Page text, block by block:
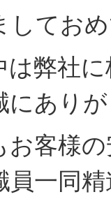
してお
は弊社
にあり
お客様
員一同